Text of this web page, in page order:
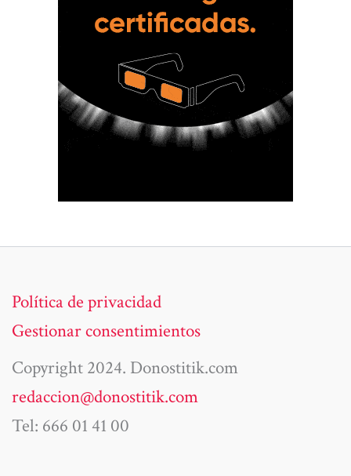
Política de privacidad
Gestionar consentimientos
Copyright 2024. Donostitik.com
redaccion@donostitik.com
Tel: 666 01 41 00